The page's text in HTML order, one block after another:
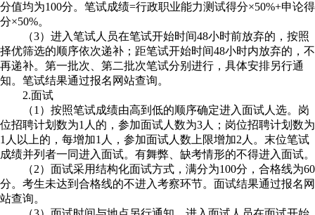
分值均为100分。笔试成绩=行政职业能力测试得分×50%+申论得
分×50%。
（3）进入笔试人员在笔试开始时间48小时前放弃的，按照
择优筛选的顺序依次递补；距笔试开始时间48小时内放弃的，不
再递补。第一批次、第二批次笔试分别进行，具体安排另行通
知。笔试结果通过报名网站查询。
2.面试
（1）按照笔试成绩由高到低的顺序确定进入面试人选。岗
位招聘计划数为1人的，参加面试人数为3人；岗位招聘计划数为
1人以上的，每增加1人，参加面试人数上限增加2人。末位笔试
成绩并列者一同进入面试。有舞弊、缺考情形的不得进入面试。
（2）面试采用结构化面试方式，满分为100分，合格线为60
分。考生未达到合格线的不进入考察环节。面试结果通过报名网
站查询。